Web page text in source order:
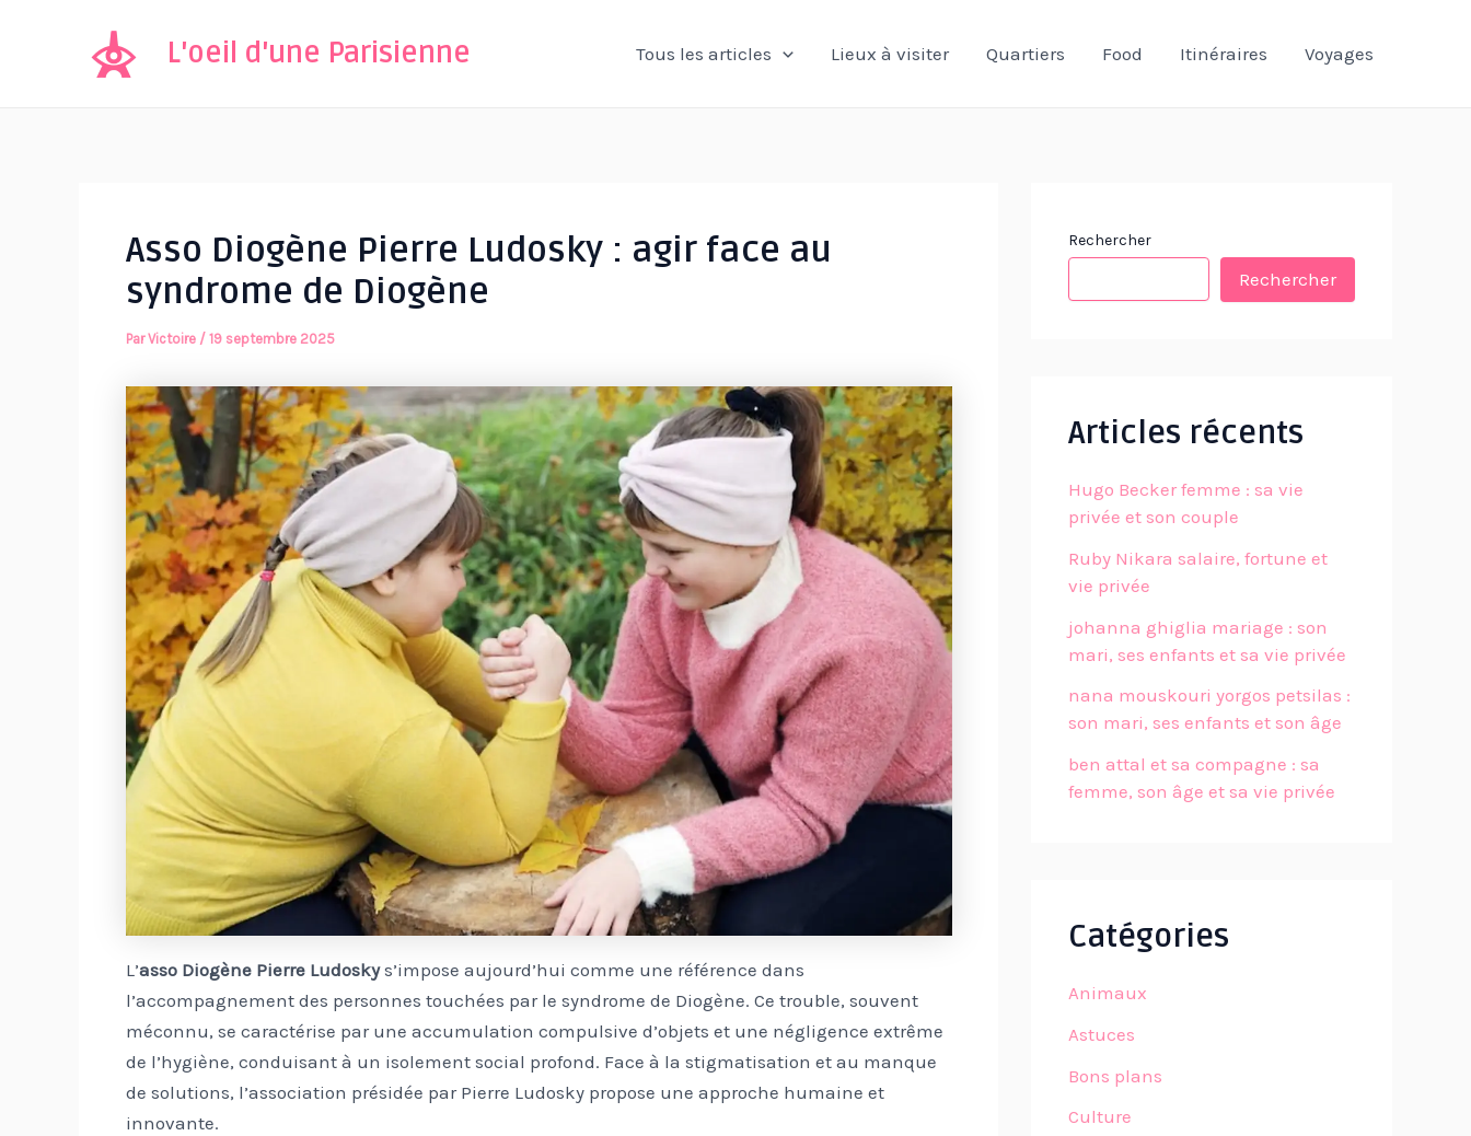
L'oeil d'une Parisienne Tous les articles Lieux à visiter Quartiers Food Itinéraires Voyages
Asso Diogène Pierre Ludosky : agir face au
syndrome de Diogène
ParVictoire / 19 septembre 2025
L’asso Diogène Pierre Ludoskys’impose aujourd’hui comme une référence dans
l’accompagnement des personnes touchées par le syndrome de Diogène. Ce trouble, souvent
méconnu, se caractérise par une accumulation compulsive d’objets et une négligence extrême
de l’hygiène, conduisant à un isolement social profond. Face à la stigmatisation et au manque
de solutions, l’association présidée par Pierre Ludosky propose une approche humaine et
innovante.
Rechercher
Rechercher
Articles récents
Hugo Becker femme : sa vie
privée et son couple
Ruby Nikara salaire, fortune et
vie privée
johanna ghiglia mariage : son
mari, ses enfants et sa vie privée
nana mouskouri yorgos petsilas :
son mari, ses enfants et son âge
ben attal et sa compagne : sa
femme, son âge et sa vie privée
Catégories
Animaux
Astuces
Bons plans
Culture